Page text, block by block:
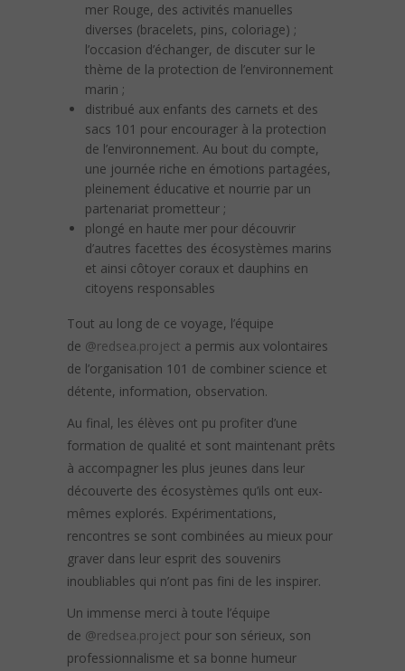
mer Rouge, des activités manuelles
diverses (bracelets, pins, coloriage) ;
l’occasion d’échanger, de discuter sur le
thème de la protection de l’environnement
marin ;
distribué aux enfants des carnets et des
sacs 101 pour encourager à la protection
de l’environnement. Au bout du compte,
une journée riche en émotions partagées,
pleinement éducative et nourrie par un
partenariat prometteur ;
plongé en haute mer pour découvrir
d’autres facettes des écosystèmes marins
et ainsi côtoyer coraux et dauphins en
citoyens responsables
Tout au long de ce voyage, l’équipe
de @redsea.project a permis aux volontaires
de l’organisation 101 de combiner science et
détente, information, observation.
Au final, les élèves ont pu profiter d’une
formation de qualité et sont maintenant prêts
à accompagner les plus jeunes dans leur
découverte des écosystèmes qu’ils ont eux-
mêmes explorés. Expérimentations,
rencontres se sont combinées au mieux pour
graver dans leur esprit des souvenirs
inoubliables qui n’ont pas fini de les inspirer.
Un immense merci à toute l’équipe
de @redsea.project pour son sérieux, son
professionnalisme et sa bonne humeur